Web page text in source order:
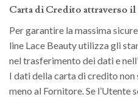
Carta di Credito attraverso
Per garantire la massima
line Lace Beauty utilizza gli
nel trasferimento dei dati e
I dati della carta di credito non
meno al Fornitore. Se l’Utente